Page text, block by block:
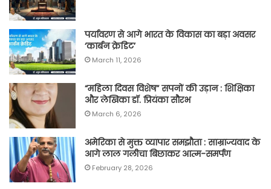
पर्यावरण से आगे भारत के विकास का बड़ा अवसर
‘कार्बन क्रेडिट’
March 11, 2026
“महिला दिवस विशेष” सपनों की उड़ान : शिक्षिका
और लेखिका डॉ. प्रियंका सौरभ
March 6, 2026
अमेरिका से मुक्त व्यापार समझौता : साम्राज्यवाद के
आगे लाल गलीचा बिछाकर आत्म-समर्पण
February 28, 2026